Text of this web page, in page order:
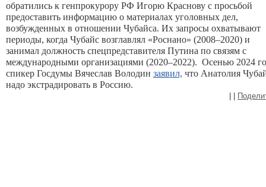
обратились к генпрокурору РФ Игорю Краснову с просьбой
предоставить информацию о материалах уголовных дел,
возбужденных в отношении Чубайса. Их запросы охватывают
периоды, когда Чубайс возглавлял «Роснано» (2008–2020) и
занимал должность спецпредставителя Путина по связям с
международными организациями (2020–2022). Осенью 2024
спикер Госдумы Вячеслав Володин заявил, что Анатолия
надо экстрадировать в Россию.